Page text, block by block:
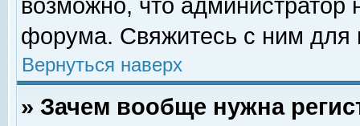
возможно, что
форума. Свяжитесь с ним для
Вернуться наверх
» Зачем вообще нужна